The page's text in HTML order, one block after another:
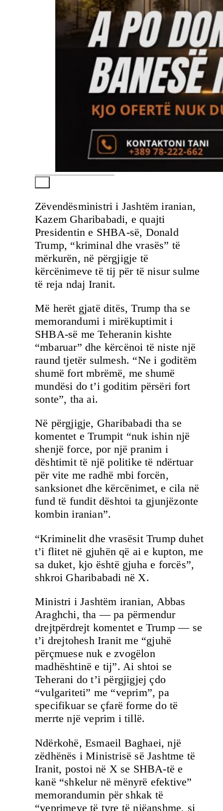
Zëvendësministri i Jashtëm iranian,
Kazem Gharibabadi, e quajti
Presidentin e SHBA-së, Donald
Trump, “kriminal dhe vrasës” të
mërkurën, në përgjigje të
kërcënimeve të tij për të nisur sulme
të reja ndaj Iranit.
Më herët gjatë ditës, Trump tha se
memorandumi i mirëkuptimit i
SHBA-së me Teheranin kishte
“mbaruar” dhe kërcënoi të niste një
raund tjetër sulmesh. “Ne i goditëm
shumë fort mbrëmë, me shumë
mundësi do t’i goditim përsëri fort
sonte”, tha ai.
Në përgjigje, Gharibabadi tha se
komentet e Trumpit “nuk ishin një
shenjë force, por një pranim i
dështimit të një politike të ndërtuar
për vite me radhë mbi forcën,
sanksionet dhe kërcënimet, e cila në
fund të fundit dështoi ta gjunjëzonte
kombin iranian”.
“Kriminelit dhe vrasësit Trump duhet
t’i flitet në gjuhën që ai e kupton, me
sa duket, kjo është gjuha e forcës”,
shkroi Gharibabadi në X.
Ministri i Jashtëm iranian, Abbas
Araghchi, tha — pa përmendur
drejtpërdrejt komentet e Trump — se
t’i drejtohesh Iranit me “gjuhë
përçmuese nuk e zvogëlon
madhështinë e tij”. Ai shtoi se
Teherani do t’i përgjigjej çdo
“vulgariteti” me “veprim”, pa
specifikuar se çfarë forme do të
merrte një veprim i tillë.
Ndërkohë, Esmaeil Baghaei, një
zëdhënës i Ministrisë së Jashtme të
Iranit, postoi në X se SHBA-të e
kanë “shkelur në mënyrë efektive”
memorandumin për shkak të
“veprimeve të tyre të njëanshme, si